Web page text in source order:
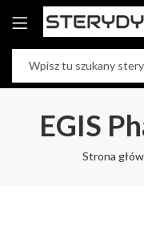
EGIS
Strona